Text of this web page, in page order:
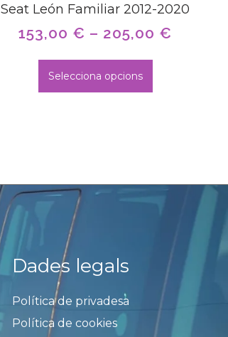
Seat León Familiar 2012-2020
153,00 € – 205,00 €
Selecciona opcions
Dades legals
Política de privadesa
Política de cookies